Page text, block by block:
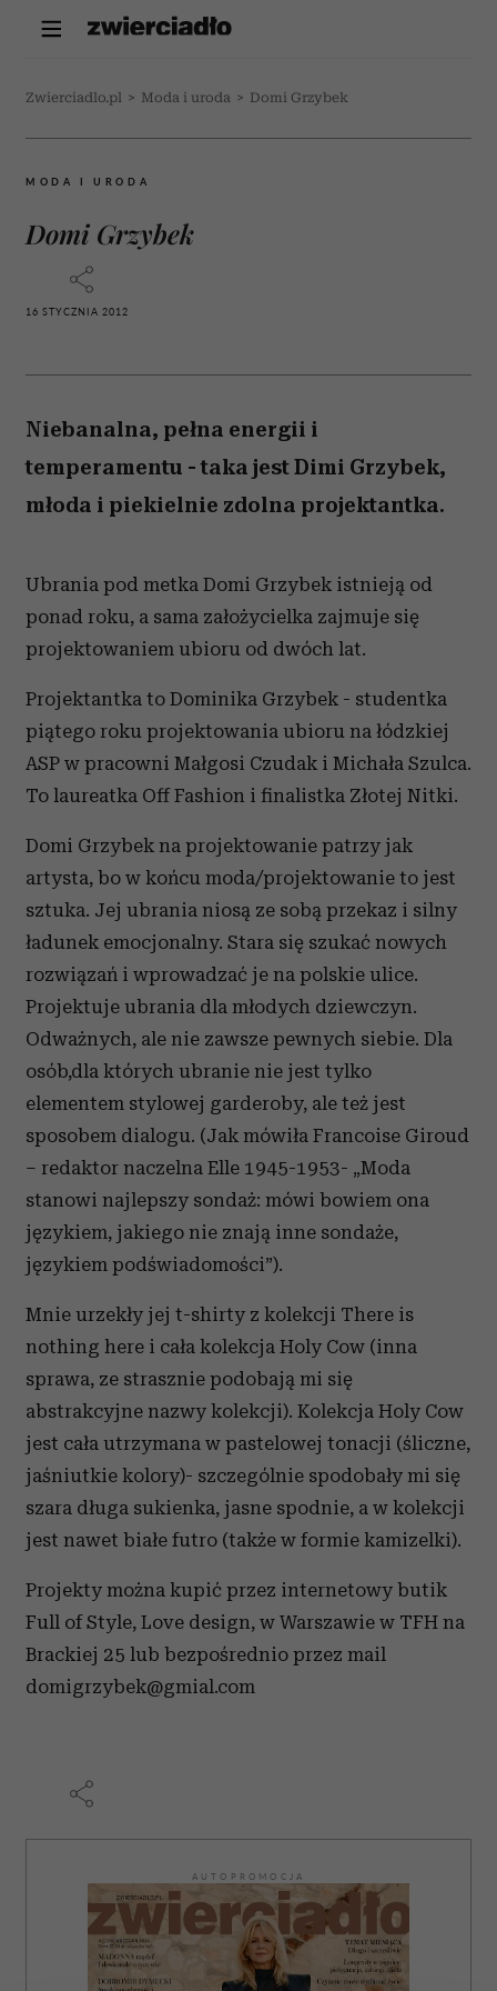
Zwierciadlo.pl > Moda i uroda > Domi Grzybek
MODA I URODA
Domi Grzybek
16 STYCZNIA 2012
Niebanalna, pełna energii i
temperamentu - taka jest Dimi Grzybek,
młoda i piekielnie zdolna projektantka.
Ubrania pod metka Domi Grzybek istnieją od
ponad roku, a sama założycielka zajmuje się
projektowaniem ubioru od dwóch lat.
Projektantka to Dominika Grzybek - studentka
piątego roku projektowania ubioru na łódzkiej
ASP w pracowni Małgosi Czudak i Michała Szulca.
To laureatka Off Fashion i finalistka Złotej Nitki.
Domi Grzybek na projektowanie patrzy jak
artysta, bo w końcu moda/projektowanie to jest
sztuka. Jej ubrania niosą ze sobą przekaz i silny
ładunek emocjonalny. Stara się szukać nowych
rozwiązań i wprowadzać je na polskie ulice.
Projektuje ubrania dla młodych dziewczyn.
Odważnych, ale nie zawsze pewnych siebie. Dla
osób,dla których ubranie nie jest tylko
elementem stylowej garderoby, ale też jest
sposobem dialogu. (Jak mówiła Francoise Giroud
– redaktor naczelna Elle 1945-1953- „Moda
stanowi najlepszy sondaż: mówi bowiem ona
językiem, jakiego nie znają inne sondaże,
językiem podświadomości”).
Mnie urzekły jej t-shirty z kolekcji There is
nothing here i cała kolekcja Holy Cow (inna
sprawa, ze strasznie podobają mi się
abstrakcyjne nazwy kolekcji). Kolekcja Holy Cow
jest cała utrzymana w pastelowej tonacji (śliczne,
jaśniutkie kolory)- szczególnie spodobały mi się
szara długa sukienka, jasne spodnie, a w kolekcji
jest nawet białe futro (także w formie kamizelki).
Projekty można kupić przez internetowy butik
Full of Style, Love design, w Warszawie w TFH na
Brackiej 25 lub bezpośrednio przez mail
domigrzybek@gmial.com
AUTOPROMOCJA